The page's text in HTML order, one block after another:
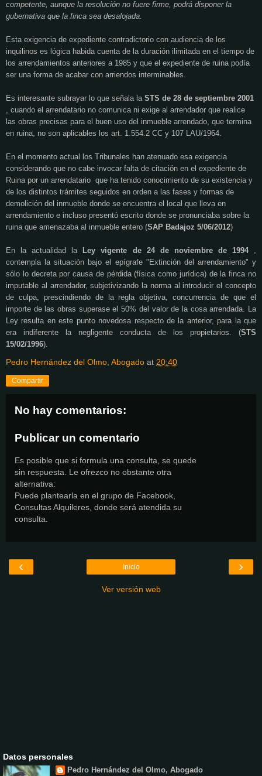
competente, aunque la resolución no fuere firme, podrá disponer la
gubernativa que la finca sea desalojada.
Esta exigencia de expediente contradictorio con audiencia de los
inquilinos es lógica habida cuenta de la duración ilimitada en el tiempo de
los arrendamientos anteriores a 1985 y que el expediente de ruina podía
ser una forma de acabar con arriendos interminables.
Es interesante subrayar lo que señala la STS de 28 de septiembre 2001
, cuando el arrendatario no comunica ni exige al arrendador que realice
las obras precisas para el buen uso del inmueble arrendado, que termina
en ruina, no son aplicables los art. 1.554.2 CC y 107 LAU/1964.
En el momento actual los Tribunales han atenuado esa exigencia
considerando que no cabe invocar falta de citación en el expediente de
Ruina por un arrendatario que ha tenido conocimiento de su existencia y
de los distintos trámites seguidos en orden a las fases y formas de
demolición del inmueble donde se encuentra el local que lleva en
arrendamiento e incluso presentó escrito donde se pronunciaba sobre la
ruina que amenazaba al inmueble entero (SAP Badajoz 5/06/2012)
En la actualidad la Ley vigente de 24 de noviembre de 1994
contempla la situación bajo el epígrafe "Extinción del arrendamiento" y
sólo lo decreta por causa de pérdida (física como jurídica) de la finca no
imputable al arrendador, subjetivizando la norma al introducir el concepto
de culpa, prescindiendo de la regla objetiva, concurrencia de que el
importe de las obras superase el 50% del valor de la cosa arrendada. La
Ley resulta en este punto novedosa respecto de la anterior, para la que
era indiferente la negligente conducta de los propietarios. (STS
15/02/1996).
Pedro Hernández del Olmo, Abogado at 20:40
Compartir
No hay comentarios:
Publicar un comentario
Es posible que si formula una consulta, se quede
sin respuesta. Le ofrezco no obstante otra
alternativa:
Puede plantearla en el grupo de Facebook,
Consultas Alquileres, donde será atendida su
consulta.
‹ ›
Inicio
Ver versión web
Datos personales
Pedro Hernández del Olmo, Abogado